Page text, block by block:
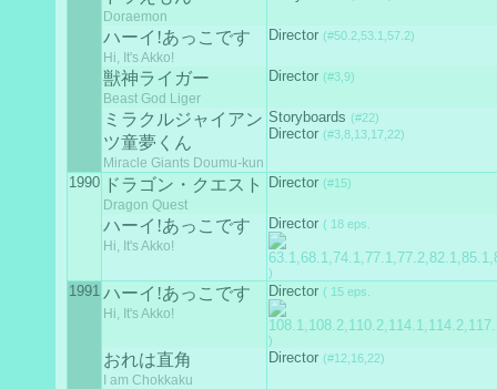
Doraemon
ハーイ!あっこです
Hi, It's Akko!
Director (#50.2,53.1,57.2)
獣神ライガー
Beast God Liger
Director (#3,9)
ミラクルジャイアン
ツ童夢くん
Miracle Giants Doumu-kun
Storyboards (#22)
Director (#3,8,13,17,22)
1990 ドラゴン・クエスト
Dragon Quest
Director (#15)
ハーイ!あっこです
Hi, It's Akko!
Director ( 18 eps.
)
1991 ハーイ!あっこです
Hi, It's Akko!
Director ( 15 eps.
)
おれは直角
I am Chokkaku
Director (#12,16,22)